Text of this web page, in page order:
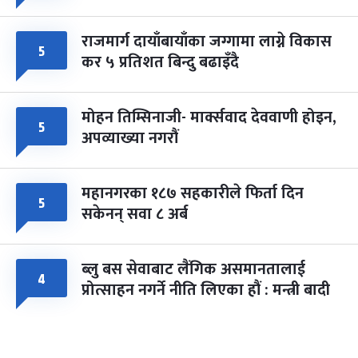
५ राजमार्ग दायाँबायाँका जग्गामा लाग्ने विकास
कर ५ प्रतिशत बिन्दु बढाइँदै
५ मोहन तिम्सिनाजी- मार्क्सवाद देववाणी होइन,
अपव्याख्या नगरौं
५ महानगरका १८७ सहकारीले फिर्ता दिन
सकेनन् सवा ८ अर्ब
४ ब्लु बस सेवाबाट लैंगिक असमानतालाई
प्रोत्साहन नगर्ने नीति लिएका हौं : मन्त्री बादी